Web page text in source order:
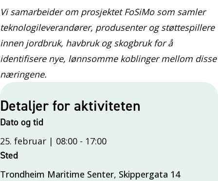
Vi samarbeider om prosjektet FoSiMo som samler
teknologileverandører, produsenter og støttespillere
innen jordbruk, havbruk og skogbruk for å
identifisere nye, lønnsomme koblinger mellom disse
næringene.
Detaljer for aktiviteten
Dato og tid
25. februar | 08:00 - 17:00
Sted
Trondheim Maritime Senter, Skippergata 14